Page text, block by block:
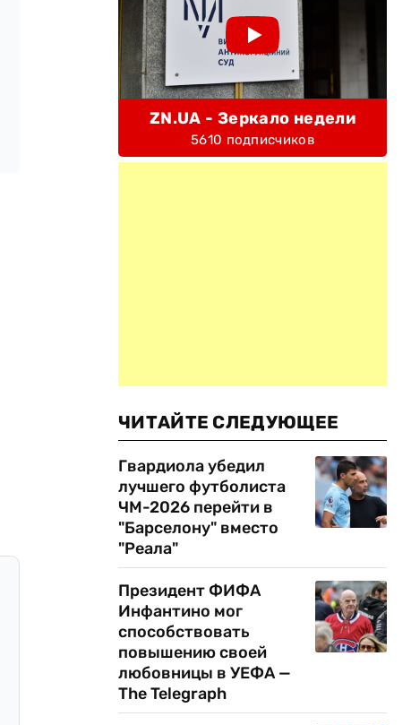
ZN.UA - Зеркало недели
5610 подписчиков
ЧИТАЙТЕ СЛЕДУЮЩЕЕ
Гвардиола убедил
лучшего футболиста
ЧМ-2026 перейти в
"Барселону" вместо
"Реала"
Президент ФИФА
Инфантино мог
способствовать
повышению своей
любовницы в УЕФА —
The Telegraph